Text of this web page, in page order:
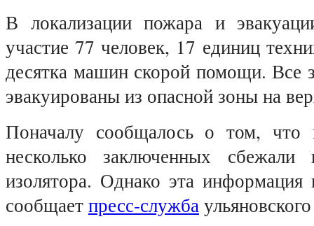
В локализации пожара и
участие 77 человек, 17 единиц
десятка машин скорой помощи. Все
эвакуированы из опасной зоны на
Поначалу сообщалось о том, что
несколько заключенных сбежали
изолятора. Однако эта информация
сообщаетпресс-служба